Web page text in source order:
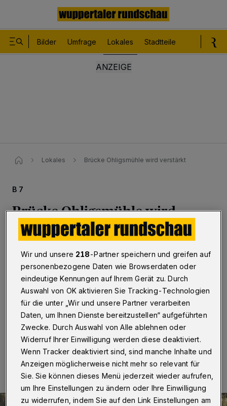
Bilder Umfrage Lokales Stadtteile
Lokales Brücke Ohligsmühle wird verstärkt
B 7
Brücke Ohligsmühle wird
verstärkt
Wuppertal·Die Brücke Ohligsmühle ist in den
vergangenen Wochen in den Holkästen verstärkt
worden. Damit liege man im Zeitplan, teilte die
Verwaltung am Mittwoch (3. Mai 2017) mit. Es folgen
die Arbeiten an der Unterseite, die wetterbedingt erst
jetzt durchgeführt werden können.
03.05.2017 , 13:34 Uhr Eine Minute Lesezeit
Wir und unsere 218-Partner speichern und greifen auf
personenbezogene Daten wie Browserdaten oder
eindeutige Kennungen auf Ihrem Gerät zu. Durch
Auswahl von OK aktivieren Sie Tracking-Technologien
für die unter „Wir und unsere Partner verarbeiten
Daten, um Ihnen Dienste bereitzustellen“ aufgeführten
Zwecke. Durch Auswahl von Alle ablehnen oder
Widerruf Ihrer Einwilligung werden diese deaktiviert.
Wenn Tracker deaktiviert sind, sind manche Inhalte und
Anzeigen möglicherweise nicht mehr so relevant für
Sie. Sie können dieses Menü jederzeit wieder aufrufen,
um Ihre Einstellungen zu ändern oder Ihre Einwilligung
zu widerrufen, indem Sie auf den Link Einstellungen am